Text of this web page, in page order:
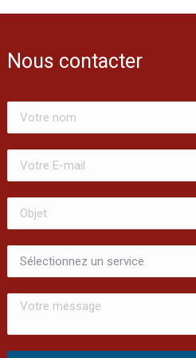
Nous contacter